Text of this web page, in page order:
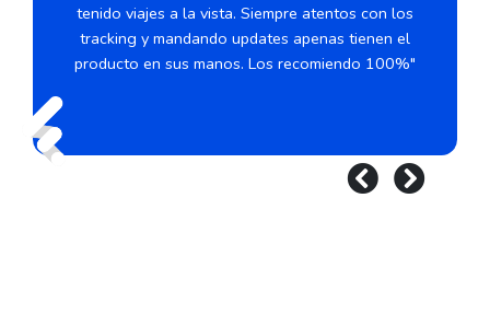
tenido viajes a la vista. Siempre atentos con los
tracking y mandando updates apenas tienen el
producto en sus manos. Los recomiendo 100%"